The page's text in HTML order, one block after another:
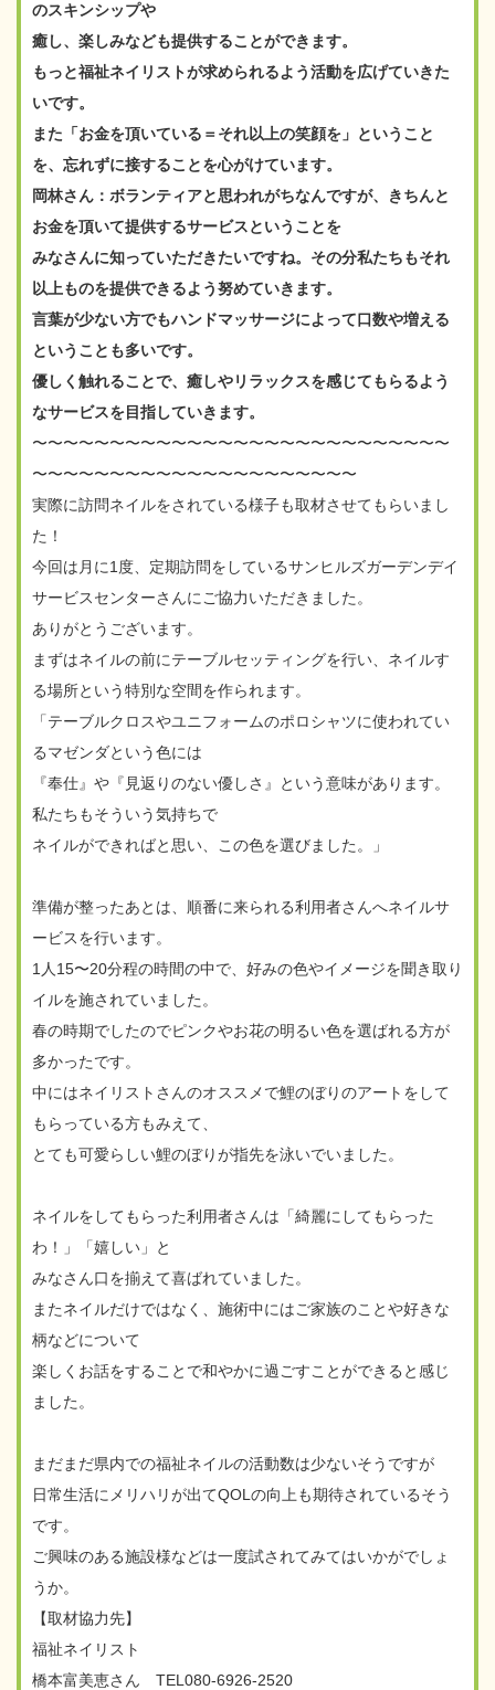
のスキンシップや
癒し、楽しみなども提供することができます。
もっと福祉ネイリストが求められるよう活動を広げていきた
いです。
また「お金を頂いている＝それ以上の笑顔を」ということ
を、忘れずに接することを心がけています。
岡林さん：ボランティアと思われがちなんですが、きちんと
お金を頂いて提供するサービスということを
みなさんに知っていただきたいですね。その分私たちもそれ
以上ものを提供できるよう努めていきます。
言葉が少ない方でもハンドマッサージによって口数や増える
ということも多いです。
優しく触れることで、癒しやリラックスを感じてもらるよう
なサービスを目指していきます。
〜〜〜〜〜〜〜〜〜〜〜〜〜〜〜〜〜〜〜〜〜〜〜〜〜〜〜
〜〜〜〜〜〜〜〜〜〜〜〜〜〜〜〜〜〜〜〜〜
実際に訪問ネイルをされている様子も取材させてもらいまし
た！
今回は月に1度、定期訪問をしているサンヒルズガーデンデイ
サービスセンターさんにご協力いただきました。
ありがとうございます。
まずはネイルの前にテーブルセッティングを行い、ネイルす
る場所という特別な空間を作られます。
「テーブルクロスやユニフォームのポロシャツに使われてい
るマゼンダという色には
『奉仕』や『見返りのない優しさ』という意味があります。
私たちもそういう気持ちで
ネイルができればと思い、この色を選びました。」
準備が整ったあとは、順番に来られる利用者さんへネイルサ
ービスを行います。
1人15〜20分程の時間の中で、好みの色やイメージを聞き取り
イルを施されていました。
春の時期でしたのでピンクやお花の明るい色を選ばれる方が
多かったです。
中にはネイリストさんのオススメで鯉のぼりのアートをして
もらっている方もみえて、
とても可愛らしい鯉のぼりが指先を泳いでいました。
ネイルをしてもらった利用者さんは「綺麗にしてもらった
わ！」「嬉しい」と
みなさん口を揃えて喜ばれていました。
またネイルだけではなく、施術中にはご家族のことや好きな
柄などについて
楽しくお話をすることで和やかに過ごすことができると感じ
ました。
まだまだ県内での福祉ネイルの活動数は少ないそうですが
日常生活にメリハリが出てQOLの向上も期待されているそう
です。
ご興味のある施設様などは一度試されてみてはいかがでしょ
うか。
【取材協力先】
福祉ネイリスト
橋本富美恵さん TEL080-6926-2520